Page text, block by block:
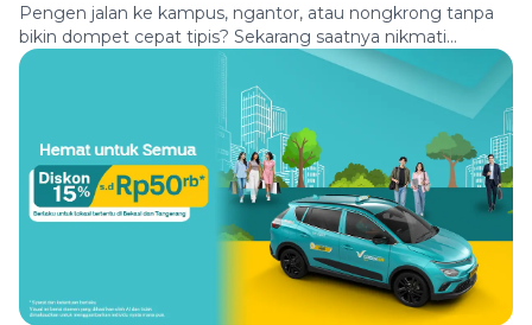
Pengen jalan ke kampus, ngantor, atau nongkrong tanpa
bikin dompet cepat tipis? Sekarang saatnya nikmati
perjalanan yang lebih hemat bareng Green SM dan
allobank. Bayar pakai Virtual Debit Card atau QRIS allobank,
dapatkan diskon Rp10.000 untuk perjalananmu. Berangkat
kuliah, kerja, atau aktivitas padat lainnya bisa kamu mulai
dengan nyaman, hemat, dan praktis. Syarat & Ketentuan
[…]